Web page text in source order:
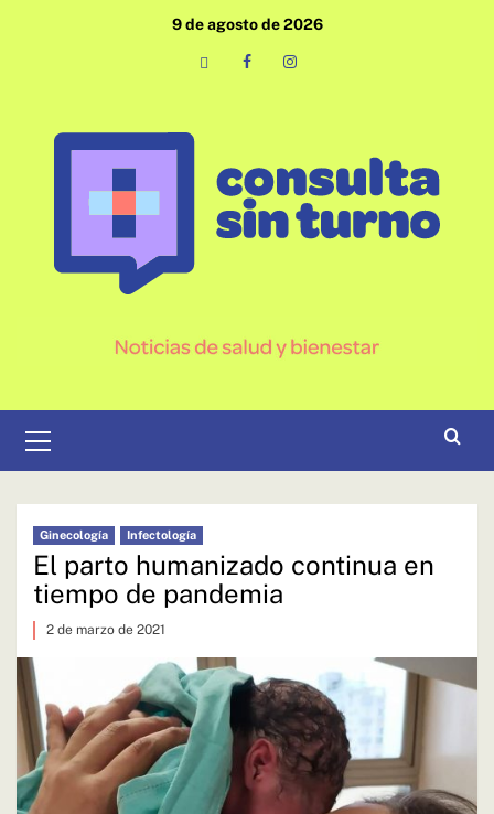
9 de agosto de 2026
primario
Ginecología Infectología
El parto humanizado continua en
tiempo de pandemia
2 de marzo de 2021